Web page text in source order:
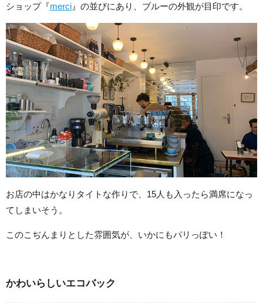
ショップ『merci 』の並びにあり、ブルーの外観が目印です。
お店の中はかなりタイトな作りで、15人も入ったら満席になっ
てしまいそう。
このこぢんまりとした雰囲気が、いかにもパリっぽい！
かわいらしいエコバック